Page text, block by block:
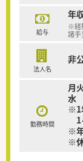
給与
年
※経
諸
法人名
非
勤務時間
月
※1
1
※
※